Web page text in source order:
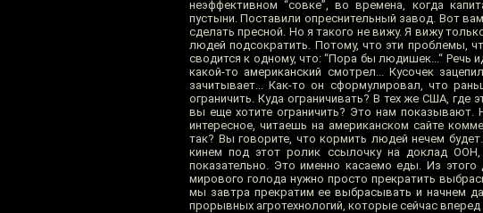
неэффективном “совке”, во времена, когда
пустыни. Поставили опреснительный завод. Вот
сделать пресной. Но я такого не вижу. Я вижу
людей подсократить. Потому, что эти проблемы,
сводится к одному, что: “Пора бы людишек...“ Речь
какой-то американский смотрел... Кусочек
зачитывает... Как-то он сформулировал, что
ограничить. Куда ограничивать? В тех же США,
вы еще хотите ограничить? Это нам показывают.
интересное, читаешь на американском сайте
так? Вы говорите, что кормить людей нечем
кинем под этот ролик ссылочку на доклад
показательно. Это именно касаемо еды. Из
мирового голода нужно просто прекратить
мы завтра прекратим ее выбрасывать и начнем
прорывных агротехнологий, которые сейчас вперед